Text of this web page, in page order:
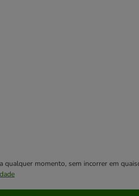
momento, sem incorrer em